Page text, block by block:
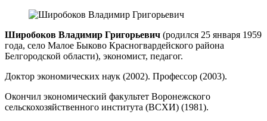
Широбоков Владимир Григорьевич (родился 25 января 1959
года, село Малое Быково Красногвардейского района
Белгородской области), экономист, педагог.
Доктор экономических наук (2002). Профессор (2003).
Окончил экономический факультет Воронежского
сельскохозяйственного института (ВСХИ) (1981).